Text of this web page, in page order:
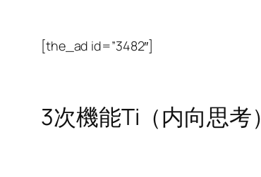
[the_ad id=”3482″]
3次機能Ti（内向思考）